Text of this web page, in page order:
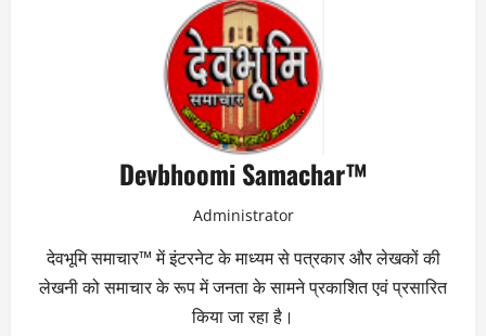
Devbhoomi Samachar™
Administrator
देवभूमि समाचार™ में इंटरनेट के माध्यम से पत्रकार और लेखकों की
लेखनी को समाचार के रूप में जनता के सामने प्रकाशित एवं प्रसारित
किया जा रहा है।